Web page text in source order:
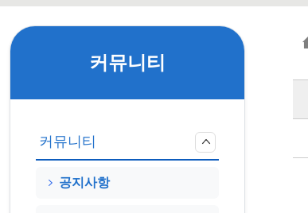
커뮤니티
커뮤니티
공지사항